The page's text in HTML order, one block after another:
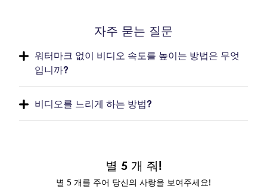
자주 묻는 질문
워터마크 없이 비디오 속도를 높이는 방법은 무엇
입니까?
비디오를 느리게 하는 방법?
별 5 개 줘!
별 5 개를 주어 당신의 사랑을 보여주세요!